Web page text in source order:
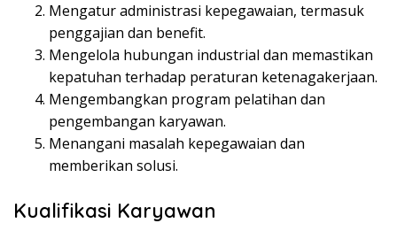
Mengatur administrasi kepegawaian, termasuk
penggajian dan benefit.
Mengelola hubungan industrial dan memastikan
kepatuhan terhadap peraturan ketenagakerjaan.
Mengembangkan program pelatihan dan
pengembangan karyawan.
Menangani masalah kepegawaian dan
memberikan solusi.
Kualifikasi Karyawan